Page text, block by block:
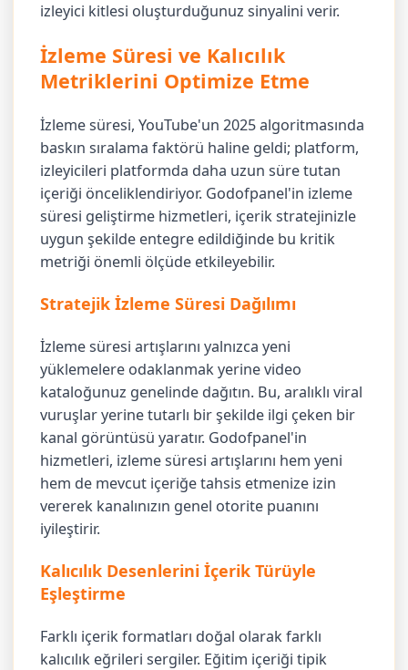
izleyici kitlesi oluşturduğunuz sinyalini verir.
İzleme Süresi ve Kalıcılık
Metriklerini Optimize Etme
İzleme süresi, YouTube'un 2025 algoritmasında
baskın sıralama faktörü haline geldi; platform,
izleyicileri platformda daha uzun süre tutan
içeriği önceliklendiriyor. Godofpanel'in izleme
süresi geliştirme hizmetleri, içerik stratejinizle
uygun şekilde entegre edildiğinde bu kritik
metriği önemli ölçüde etkileyebilir.
Stratejik İzleme Süresi Dağılımı
İzleme süresi artışlarını yalnızca yeni
yüklemelere odaklanmak yerine video
kataloğunuz genelinde dağıtın. Bu, aralıklı viral
vuruşlar yerine tutarlı bir şekilde ilgi çeken bir
kanal görüntüsü yaratır. Godofpanel'in
hizmetleri, izleme süresi artışlarını hem yeni
hem de mevcut içeriğe tahsis etmenize izin
vererek kanalınızın genel otorite puanını
iyileştirir.
Kalıcılık Desenlerini İçerik Türüyle
Eşleştirme
Farklı içerik formatları doğal olarak farklı
kalıcılık eğrileri sergiler. Eğitim içeriği tipik